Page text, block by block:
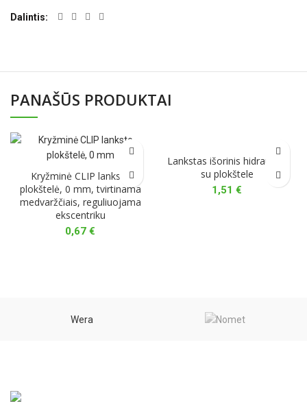
Dalintis
PANAŠŪS PRODUKTAI
Kryžminė CLIP lanksto
plokštelė, 0 mm, tvirtinama
medvaržčiais, reguliuojama
ekscentriku
0,67 €
Lankstas išorinis hidraulinis
su plokštele
1,51 €
Wera